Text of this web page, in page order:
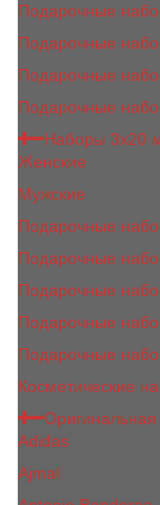
Подарочные
Подарочные
Подарочные
Подарочные
Наборы 3х20
Женские
Мужские
Подарочные
Подарочные
Подарочные
Подарочные
Подарочные
Косметические
Adidas
Ajmal